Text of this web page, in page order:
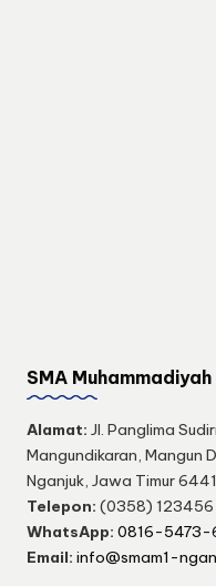
SMA Muhammadiyah
Alamat: Jl. Panglima
Mangundikaran, Mangun
Nganjuk, Jawa Timur
Telepon: (0358) 123456
WhatsApp: 0816-5473-
Email: info@smam1-